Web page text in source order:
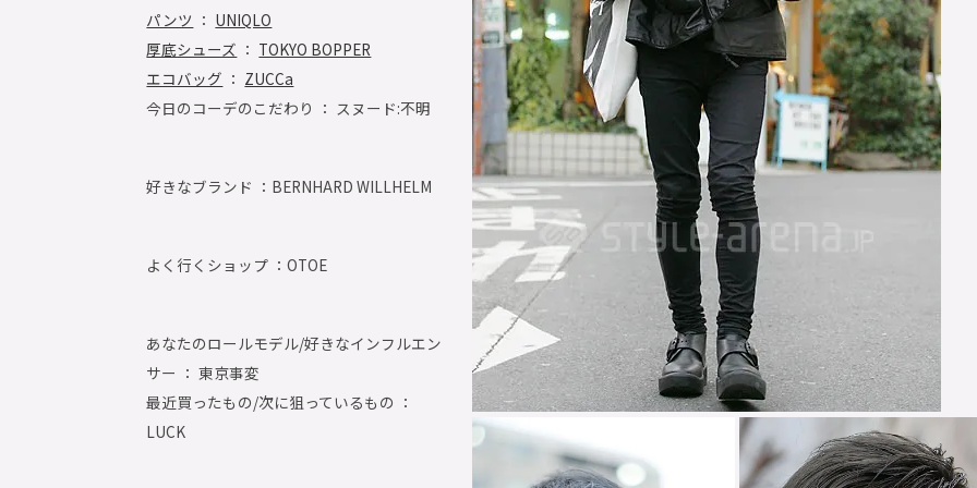
パンツ ： UNIQLO
厚底シューズ ： TOKYO BOPPER
エコバッグ ： ZUCCa
今日のコーデのこだわり ： スヌード:不明
好きなブランド ： BERNHARD WILLHELM
よく行くショップ ：OTOE
あなたのロールモデル/好きなインフルエン
サー ： 東京事変
最近買ったもの/次に狙っているもの ：
LUCK